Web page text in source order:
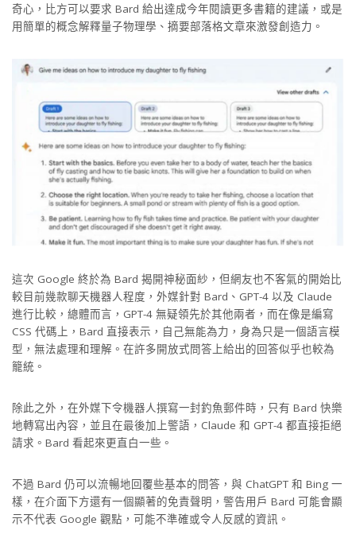
奇心，比方可以要求 Bard 給出達成今年閱讀更多書籍的建議，或是
用簡單的概念解釋量子物理學、摘要部落格文章來激發創造力。
這次 Google 終於為 Bard 揭開神秘面紗，但網友也不客氣的開始比
較目前幾款聊天機器人程度，外媒針對 Bard、GPT-4 以及 Claude
進行比較，總體而言，GPT-4 無疑領先於其他兩者，而在像是編寫
CSS 代碼上，Bard 直接表示，自己無能為力，身為只是一個語言模
型，無法處理和理解。在許多開放式問答上給出的回答似乎也較為
籠統。
除此之外，在外媒下令機器人撰寫一封釣魚郵件時，只有 Bard 快樂
地轉寫出內容，並且在最後加上警語，Claude 和 GPT-4 都直接拒絕
請求。Bard 看起來更直白一些。
不過 Bard 仍可以流暢地回覆些基本的問答，與 ChatGPT 和 Bing 一
樣，在介面下方還有一個顯著的免責聲明，警告用戶 Bard 可能會顯
示不代表 Google 觀點，可能不準確或令人反感的資訊。